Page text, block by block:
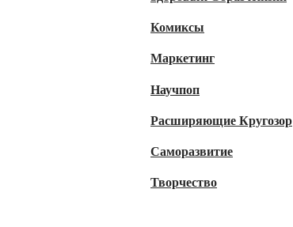
Комиксы
Маркетинг
Научпоп
Расширяющие Кругозор
Cаморазвитие
Творчество